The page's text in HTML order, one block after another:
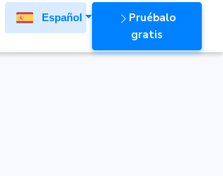
Español
Pruébalo
gratis